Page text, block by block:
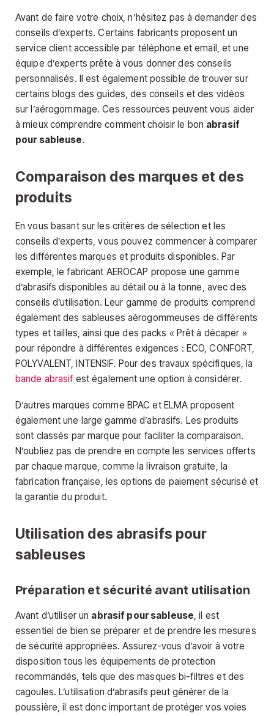
Avant de faire votre choix, n’hésitez pas à demander des
conseils d’experts. Certains fabricants proposent un
service client accessible par téléphone et email, et une
équipe d’experts prête à vous donner des conseils
personnalisés. Il est également possible de trouver sur
certains blogs des guides, des conseils et des vidéos
sur l’aérogommage. Ces ressources peuvent vous aider
à mieux comprendre comment choisir le bon abrasif
pour sableuse.
Comparaison des marques et des
produits
En vous basant sur les critères de sélection et les
conseils d’experts, vous pouvez commencer à comparer
les différentes marques et produits disponibles. Par
exemple, le fabricant AEROCAP propose une gamme
d’abrasifs disponibles au détail ou à la tonne, avec des
conseils d’utilisation. Leur gamme de produits comprend
également des sableuses aérogommeuses de différents
types et tailles, ainsi que des packs « Prêt à décaper »
pour répondre à différentes exigences : ECO, CONFORT,
POLYVALENT, INTENSIF. Pour des travaux spécifiques, la
bande abrasifest également une option à considérer.
D’autres marques comme BPAC et ELMA proposent
également une large gamme d’abrasifs. Les produits
sont classés par marque pour faciliter la comparaison.
N’oubliez pas de prendre en compte les services offerts
par chaque marque, comme la livraison gratuite, la
fabrication française, les options de paiement sécurisé et
la garantie du produit.
Utilisation des abrasifs pour
sableuses
Préparation et sécurité avant utilisation
Avant d’utiliser un abrasif pour sableuse, il est
essentiel de bien se préparer et de prendre les mesures
de sécurité appropriées. Assurez-vous d’avoir à votre
disposition tous les équipements de protection
recommandés, tels que des masques bi-filtres et des
cagoules. L’utilisation d’abrasifs peut générer de la
poussière, il est donc important de protéger vos voies